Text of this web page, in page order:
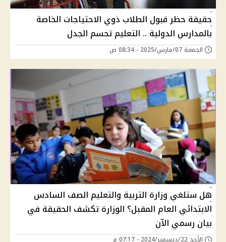
حقيقة حظر قبول الطلاب ذوي الاحتياجات الخاصة
بالمدارس الدولية .. التعليم تحسم الجدل
الجمعة 07/مارس/2025 - 08:34 ص
هل ستلغي وزارة التربية والتعليم الصف السادس
الابتدائي العام المقبل؟ الوزارة تكشف الحقيقة في
بيان رسمي الآن
الأحد 22/ديسمبر/2024 - 07:17 م